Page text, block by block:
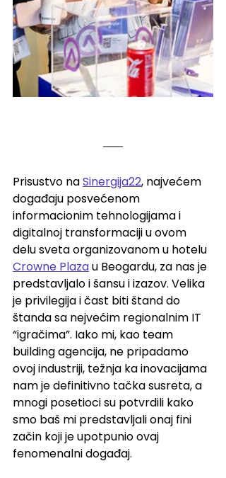
Prisustvo na Sinergija22, najvećem
događaju posvećenom
informacionim tehnologijama i
digitalnoj transformaciji u ovom
delu sveta organizovanom u hotelu
Crowne Plaza u Beogardu, za nas je
predstavljalo i šansu i izazov. Velika
je privilegija i čast biti štand do
štanda sa nejvećim regionalnim IT
“igračima”. Iako mi, kao team
building agencija, ne pripadamo
ovoj industriji, težnja ka inovacijama
nam je definitivno tačka susreta, a
mnogi posetioci su potvrdili kako
smo baš mi predstavljali onaj fini
začin koji je upotpunio ovaj
fenomenalni događaj.